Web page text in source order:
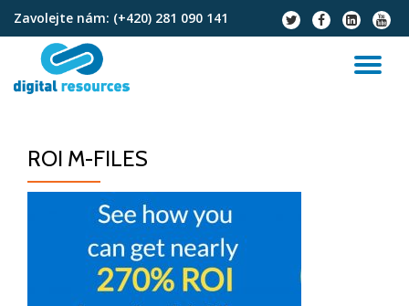
Přeskočit
obsah
Zavolejte nám: (+420) 281 090 141
fa-
twitter
fa-
facebook
fa-
linkedin-
square
fa-
ROI M-FILES